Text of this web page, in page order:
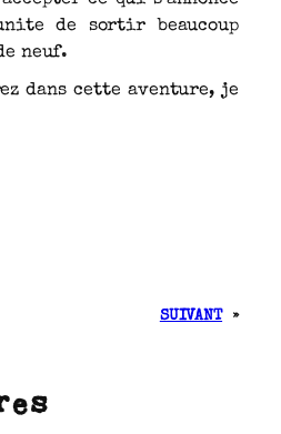
de sortir beaucoup
neuf.
dans cette aventure, je
SUIVANT »